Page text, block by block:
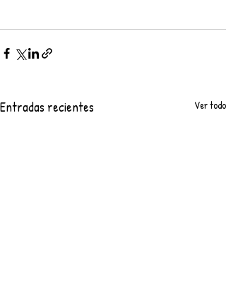
Entradas recientes Ver todo